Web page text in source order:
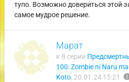
тупо. Возможно довериться этой
самое мудрое решение.
Марат
к 8 серии
100: Zombie ni Naru
Koto, 20.01.24 15:21